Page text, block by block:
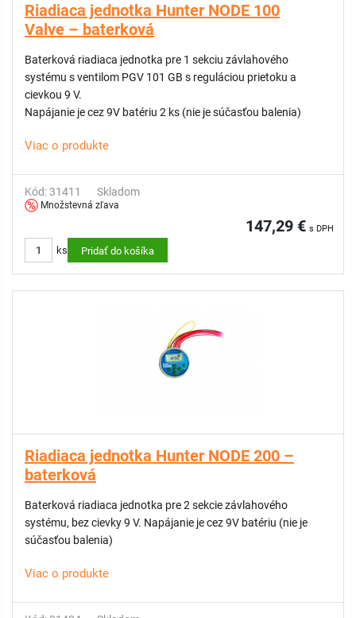
Riadiaca jednotka Hunter NODE 100
Valve – baterková
Baterková riadiaca jednotka pre 1 sekciu závlahového
systému s ventilom PGV 101 GB s reguláciou prietoku a
cievkou 9 V.
Napájanie je cez 9V batériu 2 ks (nie je súčasťou balenia)
Viac o produkte
Kód: 31411 Skladom
Množstevná zľava
147,29 € s DPH
ks Pridať do košíka
Riadiaca jednotka Hunter NODE 200 –
baterková
Baterková riadiaca jednotka pre 2 sekcie závlahového
systému, bez cievky 9 V. Napájanie je cez 9V batériu (nie je
súčasťou balenia)
Viac o produkte